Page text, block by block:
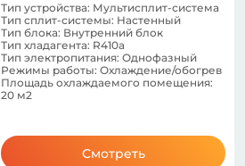
Тип устройства: Мультисплит-система
Тип сплит-системы: Настенный
Тип блока: Внутренний блок
Тип хладагента: R410a
Тип электропитания: Однофазный
Режимы работы: Охлаждение/обогрев
Площадь охлаждаемого помещения:
20 м2
Смотреть